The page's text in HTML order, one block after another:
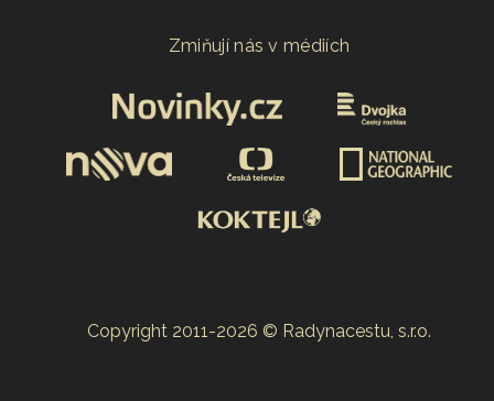
Zmiňují nás v médiích
Copyright 2011-2026 © Radynacestu, s.r.o.